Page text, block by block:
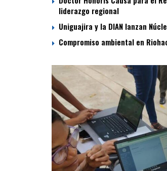
liderazgo regional
Uniguajira y la DIAN lanzan
Compromiso ambiental en